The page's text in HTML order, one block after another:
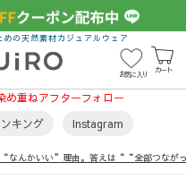
お気に入り カート
の天然素材カジュアルウェア
重ねアフターフォロー
キング Instagram
“なんかいい”理由。答えは““全部つなが